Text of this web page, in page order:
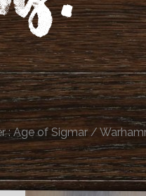
: Age of Sigmar /